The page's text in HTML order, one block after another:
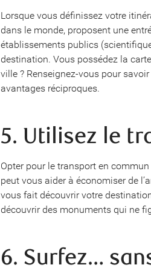
Lorsque vous définissez votre
dans le monde, proposent une
établissements publics
destination. Vous possédez la
ville ? Renseignez-vous pour
avantages réciproques.
5. Utilisez le
Opter pour le transport en
peut vous aider à économiser de
vous fait découvrir votre
découvrir des monuments qui ne
6. Surfez…